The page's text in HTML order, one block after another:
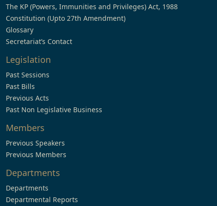
The KP (Powers, Immunities and Privileges) Act, 1988
Constitution (Upto 27th Amendment)
Glossary
Secretariat’s Contact
Legislation
Past Sessions
Past Bills
Previous Acts
Past Non Legislative Business
Members
Previous Speakers
Previous Members
Departments
Departments
Departmental Reports